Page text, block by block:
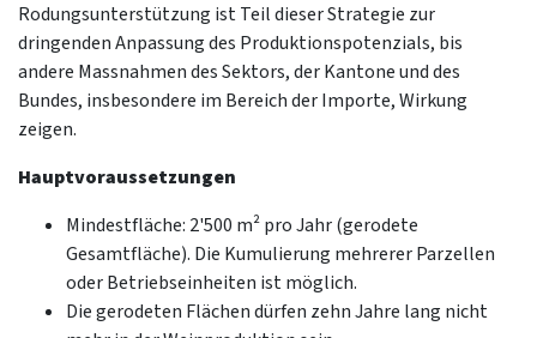
Rodungsunterstützung ist Teil dieser Strategie zur
dringenden Anpassung des Produktionspotenzials, bis
andere Massnahmen des Sektors, der Kantone und des
Bundes, insbesondere im Bereich der Importe, Wirkung
zeigen.
Hauptvoraussetzungen
Mindestfläche: 2'500 m² pro Jahr (gerodete
Gesamtfläche). Die Kumulierung mehrerer Parzellen
oder Betriebseinheiten ist möglich.
Die gerodeten Flächen dürfen zehn Jahre lang nicht